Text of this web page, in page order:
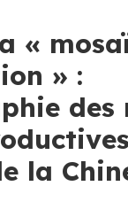
«
» :
des
la